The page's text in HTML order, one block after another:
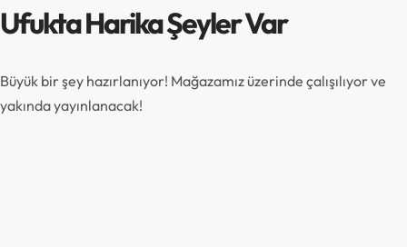
Ufukta Harika Şeyler Var
Büyük bir şey hazırlanıyor! Mağazamız üzerinde çalışılıyor ve
yakında yayınlanacak!